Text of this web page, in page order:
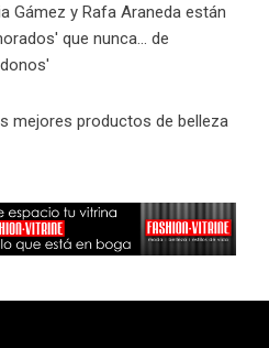
Gámez y Rafa Araneda están
que nunca... de
mejores productos de belleza